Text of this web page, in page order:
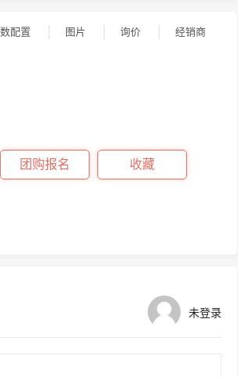
配置 图片 询价 经销商
团购报名 收藏
未登录